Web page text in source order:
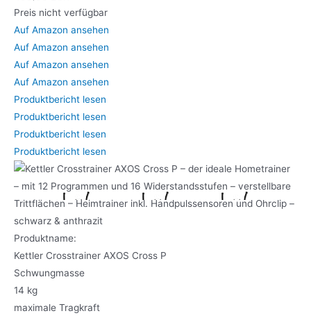
Preis nicht verfügbar
Auf Amazon ansehen
Auf Amazon ansehen
Auf Amazon ansehen
Auf Amazon ansehen
Produktbericht lesen
Produktbericht lesen
Produktbericht lesen
Produktbericht lesen
Produktname:
Kettler Crosstrainer AXOS Cross P
Schwungmasse
14 kg
maximale Tragkraft